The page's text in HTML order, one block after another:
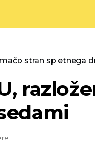
stran spletnega